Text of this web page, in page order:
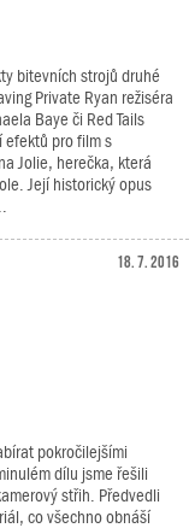
bitevních strojů druhé
Private Ryan režiséra
Baye či Red Tails
efektů pro film s
Jolie, herečka, která
Její historický opus
18. 7. 2016
pokročilejšími
dílu jsme řešili
střih. Předvedli
co všechno obnáší